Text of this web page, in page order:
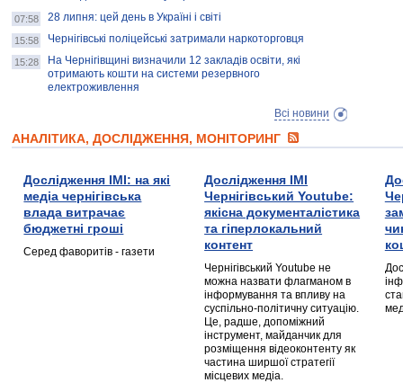
07:58 28 липня: цей день в Україні і світі
15:58 Чернігівські поліцейські затримали наркоторговця
15:28
На Чернігівщині визначили 12 закладів освіти, які
отримають кошти на системи резервного
електроживлення
Всі новини
АНАЛІТИКА, ДОСЛІДЖЕННЯ, МОНІТОРИНГ
Дослідження ІМІ: на які
медіа чернігівська
влада витрачає
бюджетні гроші
Серед фаворитів - газети
Дослідження ІМІ
Чернігівський Youtube:
якісна документалістика
та гіперлокальний
контент
Чернігівський Youtube не
можна назвати флагманом в
інформування та впливу на
суспільно-політичну ситуацію.
Це, радше, допоміжний
інструмент, майданчик для
розміщення відеоконтенту як
частина ширшої стратегії
місцевих медіа.